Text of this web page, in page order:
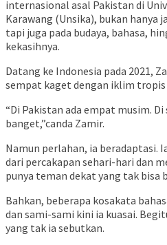
internasional asal Pakistan di
Karawang (Unsika), bukan hanya
tapi juga pada budaya, bahasa,
kekasihnya.
Datang ke Indonesia pada 2021,
sempat kaget dengan iklim tropis
“Di Pakistan ada empat musim.
banget,”canda Zamir.
Namun perlahan, ia beradaptasi.
dari percakapan sehari-hari dan
punya teman dekat yang tak bisa
Bahkan, beberapa kosakata
dan sami-sami kini ia kuasai.
yang tak ia sebutkan.